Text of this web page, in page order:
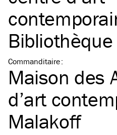
Bibliothèque
Commanditaire:
Maison des
d’art
Malakoff